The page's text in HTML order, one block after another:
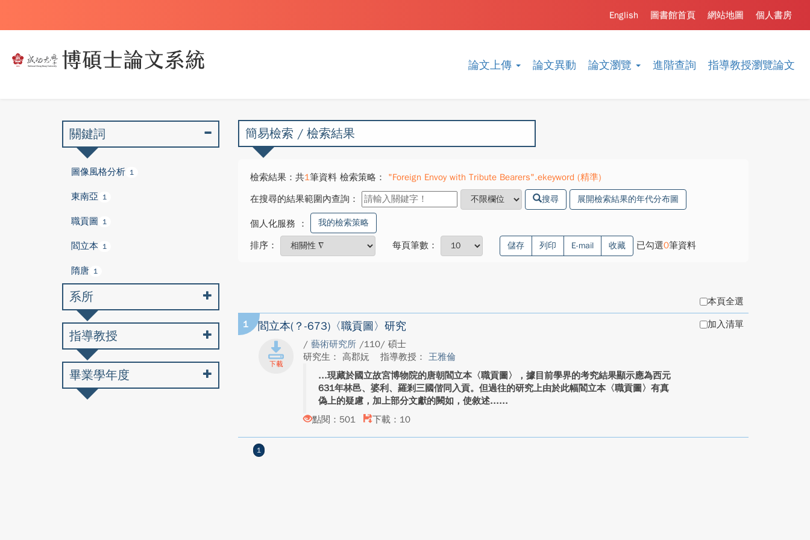
論文上傳 論文異動 論文瀏覽 進階查詢 指導教授瀏覽論文
個人書房
網站地圖
圖書館首頁
English
簡易檢索 / 檢索結果
檢索結果：共1筆資料 檢索策略：
"Foreign Envoy with Tribute Bearers".ekeyword (精準)
在搜尋的結果範圍內查詢：
搜尋 展開檢索結果的年代分布圖
個人化服務 ： 我的檢索策略
排序： 每頁筆數： 儲存 列印 E-mail 收藏 已勾選0筆資料
本頁全選
1 閻立本(？-673)〈職貢圖〉研究
/ 藝術研究所 /110/ 碩士
研究生： 高郡妧
指導教授： 王雅倫
現藏於國立故宮博物院的唐朝閻立本〈職貢圖〉，據目前學界的考究結果顯示應為西元
631年林邑、婆利、羅剎三國偕同入貢。但過往的研究上由於此幅閻立本〈職貢圖〉有真
偽上的疑慮，加上部分文獻的闕如，使敘述...
點閱：501
下載：10
加入清單
1
關鍵詞
圖像風格分析 1
東南亞 1
職貢圖 1
閻立本 1
隋唐 1
系所
指導教授
畢業學年度